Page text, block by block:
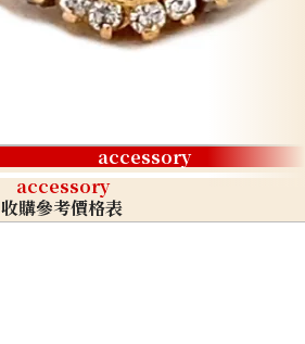
accessory
accessory
收購參考價格表